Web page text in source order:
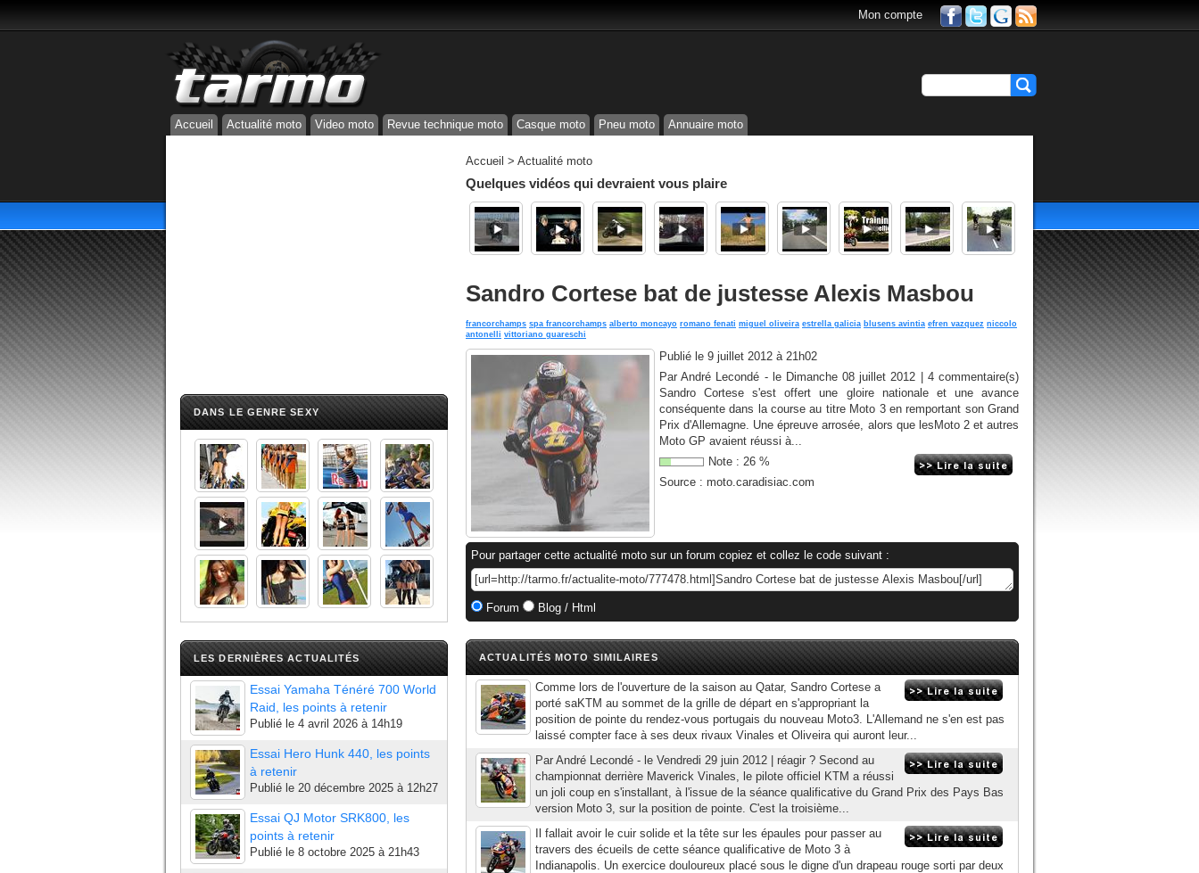
Mon compte
Accueil Actualité moto Video moto Revue technique moto Casque moto Pneu moto Annuaire moto
DANS LE GENRE SEXY
LES DERNIÈRES ACTUALITÉS
Essai Yamaha Ténéré 700 World
Raid, les points à retenir
Publié le 4 avril 2026 à 14h19
Essai Hero Hunk 440, les points
à retenir
Publié le 20 décembre 2025 à 12h27
Essai QJ Motor SRK800, les
points à retenir
Publié le 8 octobre 2025 à 21h43
Accueil > Actualité moto
Quelques vidéos qui devraient vous plaire
Sandro Cortese bat de justesse Alexis Masbou
francorchamps spa francorchamps alberto moncayo romano fenati miguel oliveira estrella galicia blusens avintia efren vazquez niccolo
antonelli vittoriano guareschi
Publié le 9 juillet 2012 à 21h02
Par André Lecondé - le Dimanche 08 juillet 2012 | 4 commentaire(s)
Sandro Cortese s'est offert une gloire nationale et une avance
conséquente dans la course au titre Moto 3 en remportant son Grand
Prix d'Allemagne. Une épreuve arrosée, alors que lesMoto 2 et autres
Moto GP avaient réussi à...
Note : 26 %
Source : moto.caradisiac.com
Pour partager cette actualité moto sur un forum copiez et collez le code suivant :
Forum Blog / Html
ACTUALITÉS MOTO SIMILAIRES
Comme lors de l'ouverture de la saison au Qatar, Sandro Cortese a
porté saKTM au sommet de la grille de départ en s'appropriant la
position de pointe du rendez-vous portugais du nouveau Moto3. L'Allemand ne s'en est pas
laissé compter face à ses deux rivaux Vinales et Oliveira qui auront leur...
Par André Lecondé - le Vendredi 29 juin 2012 | réagir ? Second au
championnat derrière Maverick Vinales, le pilote officiel KTM a réussi
un joli coup en s'installant, à l'issue de la séance qualificative du Grand Prix des Pays Bas
version Moto 3, sur la position de pointe. C'est la troisième...
Il fallait avoir le cuir solide et la tête sur les épaules pour passer au
travers des écueils de cette séance qualificative de Moto 3 à
Indianapolis. Un exercice douloureux placé sous le digne d'un drapeau rouge sorti par deux